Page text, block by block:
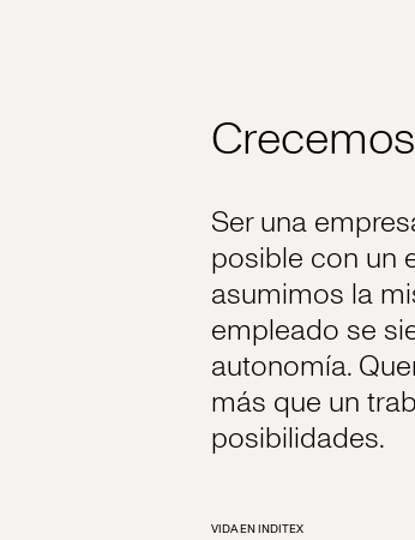
Ser una
posible con un
asumimos la
empleado se
autonomía.
más que un
posibilidades.
VIDA EN INDITEX